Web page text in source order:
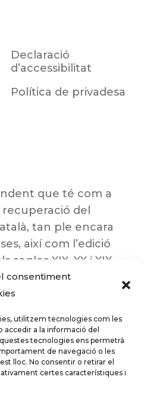
consentiment
utilitzem tecnologies com les
a la informació del
tecnologies ens permetrà
de navegació o les
lloc. No consentir o retirar el
certes característiques i
Declaració
d’accessibilitat
Política de privadesa
que té com a
del
tan ple encara
així com l’edició
segles XIX, XX i XIX
a ©Columna